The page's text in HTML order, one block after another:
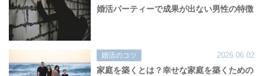
婚活パーティーで成果が出ない男性の特徴
婚活のコツ 2026.06.02
家庭を築くとは？幸せな家庭を築くための